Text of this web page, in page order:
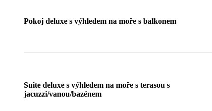
Pokoj deluxe s výhledem na moře s balkonem
Suite deluxe s výhledem na moře s terasou s
jacuzzi/vanou/bazénem